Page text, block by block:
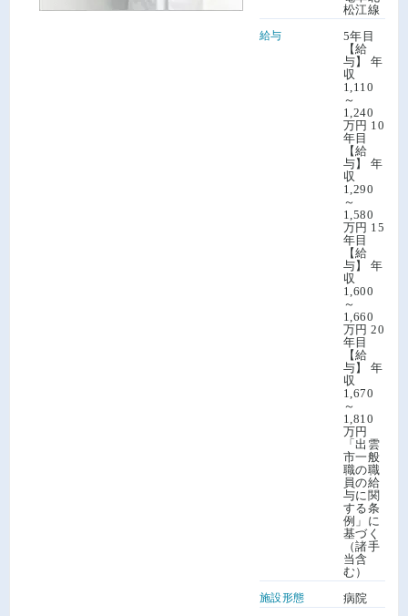
松江線
給与
5年目
【給
与】 年
収
1,110
～
1,240
万円 10
年目
【給
与】 年
収
1,290
～
1,580
万円 15
年目
【給
与】 年
収
1,600
～
1,660
万円 20
年目
【給
与】 年
収
1,670
～
1,810
万円
「出雲
市一般
職の職
員の給
与に関
する条
例」に
基づく
（諸手
当含
む）
施設形態 病院